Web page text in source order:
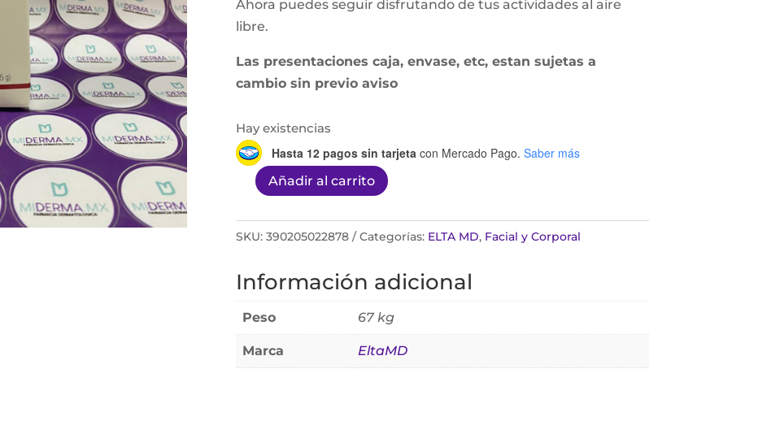
Ahora puedes seguir disfrutando de tus actividades al aire
libre.
Las presentaciones caja, envase, etc, estan sujetas a
cambio sin previo aviso
Hay existencias
Hasta 12 pagos sin tarjeta con Mercado Pago. Saber más
Elta
Uv
Spf
50.
85g
cantidad
Añadir al carrito
SKU: 390205022878 Categorías: ELTA MD, Facial y Corporal
Información adicional
Peso 67 kg
Marca EltaMD